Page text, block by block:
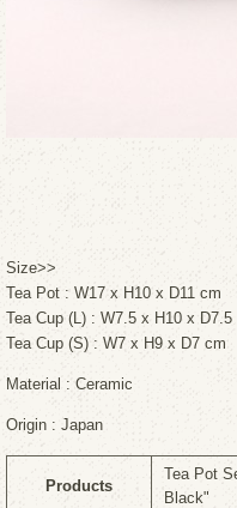
Size>>
Tea Pot : W17 x H10 x D11 cm
Tea Cup (L) : W7.5 x H10 x D7.5
Tea Cup (S) : W7 x H9 x D7 cm
Material : Ceramic
Origin : Japan
Products
Tea Pot
Black"